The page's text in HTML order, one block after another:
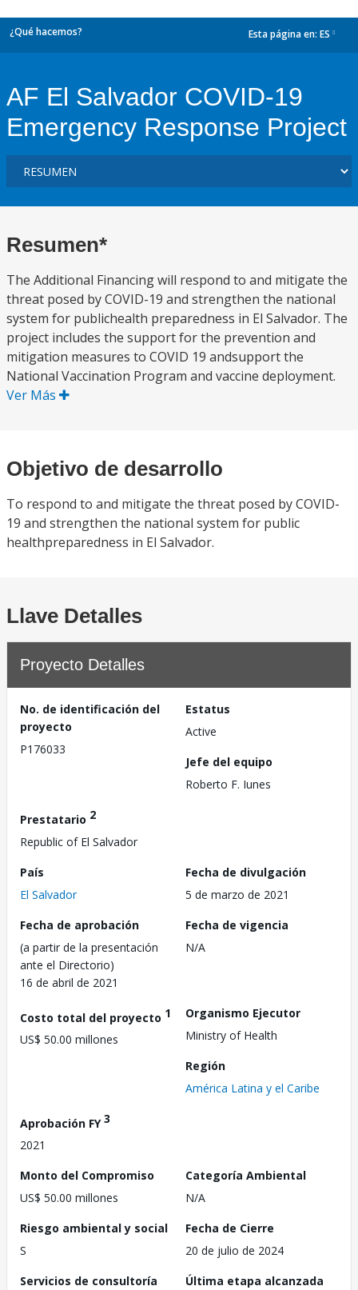
¿Qué hacemos? Esta página en: ES
AF El Salvador COVID-19
Emergency Response Project
Resumen*
The Additional Financing will respond to and mitigate the
threat posed by COVID-19 and strengthen the national
system for publichealth preparedness in El Salvador. The
project includes the support for the prevention and
mitigation measures to COVID 19 andsupport the
National Vaccination Program and vaccine deployment.
Ver Más
Objetivo de desarrollo
To respond to and mitigate the threat posed by COVID-
19 and strengthen the national system for public
healthpreparedness in El Salvador.
Llave Detalles
Proyecto Detalles
No. de identificación del
proyecto
P176033
Estatus
Active
Jefe del equipo
Roberto F. Iunes
Prestatario 2
Republic of El Salvador
País
El Salvador
Fecha de divulgación
5 de marzo de 2021
Fecha de aprobación
(a partir de la presentación
ante el Directorio)
16 de abril de 2021
Fecha de vigencia
N/A
Costo total del proyecto 1
US$ 50.00 millones
Organismo Ejecutor
Ministry of Health
Región
América Latina y el Caribe
Aprobación FY3
2021
Monto del Compromiso
US$ 50.00 millones
Categoría Ambiental
N/A
Riesgo ambiental y social
S
Fecha de Cierre
20 de julio de 2024
Servicios de consultoría
Última etapa alcanzada